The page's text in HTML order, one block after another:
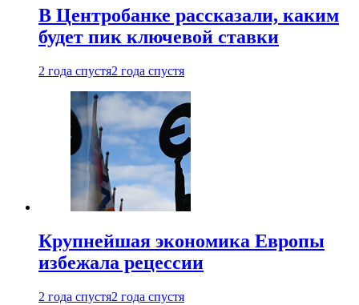
В Центробанке рассказали, каким
будет пик ключевой ставки
2 года спустя2 года спустя
Крупнейшая экономика Европы
избежала рецессии
2 года спустя2 года спустя